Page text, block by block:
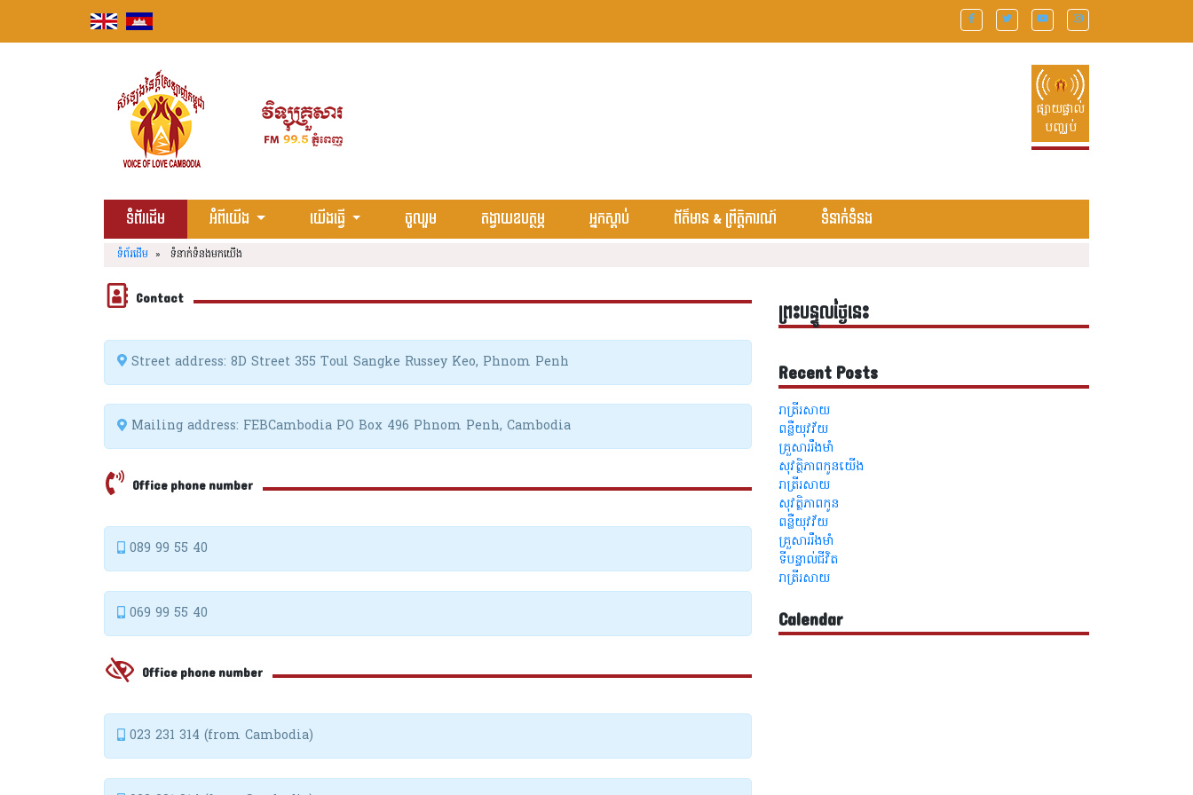
content
ផ្សាយផ្ទាល់
បញ្ឈប់
ទំព័រដើម អំពីយើង យើងធ្វើ ចូលរួម តង្វាយឧបត្ថម្ភ អ្នកស្តាប់ ព័ត៌មាន & ព្រឹត្តិការណ៍ ទំនាក់ទំនង
ទំព័រដើម » ទំនាក់ទំនងមកយើង
Contact
Street address: 8D Street 355 Toul Sangke Russey Keo, Phnom Penh
Mailing address: FEBCambodia PO Box 496 Phnom Penh, Cambodia
Office phone number
089 99 55 40
069 99 55 40
Office phone number
023 231 314 (from Cambodia)
ព្រះបន្ទូលថ្ងៃនេះ
Recent Posts
រាត្រីរសាយ
ពន្លឺយុវវ័យ
គ្រួសាររឹងមាំ
សុវត្ថិភាពកូនយើង
រាត្រីរសាយ
សុវត្ថិភាពកូន
ពន្លឺយុវវ័យ
គ្រួសាររឹងមាំ
ទីបន្ទាល់ជីវិត
រាត្រីរសាយ
Calendar